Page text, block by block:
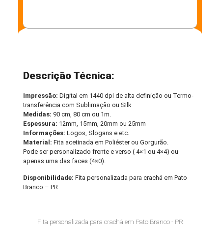
Descrição Técnica:
Impressão: Digital em 1440 dpi de alta definição ou Termo-
transferência com Sublimação ou SIlk
Medidas: 90 cm, 80 cm ou 1m.
Espessura: 12mm, 15mm, 20mm ou 25mm
Informações:Logos, Slogans e etc.
Material: Fita acetinada em Poliéster ou Gorgurão.
Pode ser personalizado frente e verso ( 4×1 ou 4×4) ou
apenas uma das faces (4×0).
Disponibilidade:Fita personalizada para crachá em Pato
Branco – PR
Fita personalizada para crachá em Pato Branco - PR